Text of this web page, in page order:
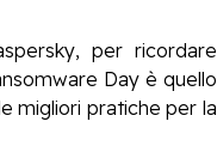
per ricordare
Day è quello
migliori pratiche per la